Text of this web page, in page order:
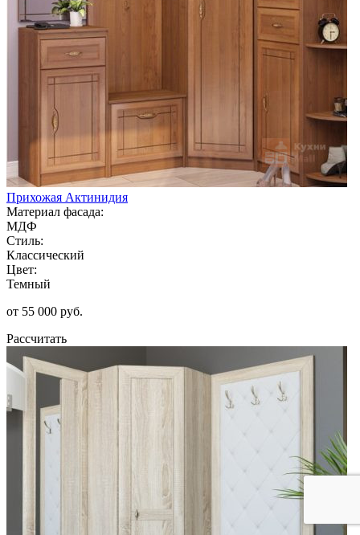
Прихожая Актинидия
Материал фасада:
МДФ
Стиль:
Классический
Цвет:
Темный
от 55 000 руб.
Рассчитать